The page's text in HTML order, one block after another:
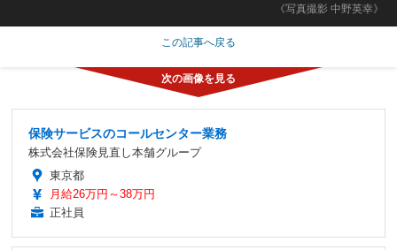
《写真撮影 中野英幸》
この記事へ戻る
保険サービスのコールセンター業務
株式会社保険見直し本舗グループ
東京都
月給26万円～38万円
正社員